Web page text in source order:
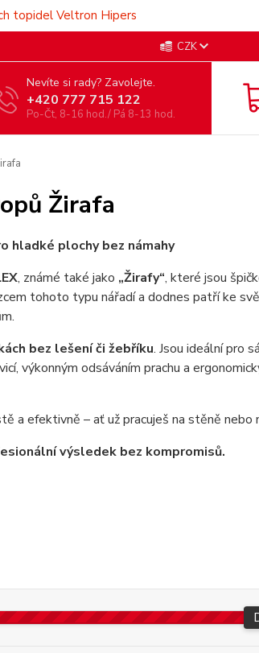
topidel Veltron Hipers
CZK
Nevíte si rady? Zavolejte.
+420 777 715 122
Po-Čt, 8-16 hod./ Pá 8-13 hod.
Žirafa
hladké plochy bez námahy
, známé také jako „Žirafy“, které jsou
tohoto typu nářadí a dodnes patří ke
bez lešení či žebříku. Jsou ideální pro
výkonným odsáváním prachu a
a efektivně – ať už pracuješ na stěně nebo
výsledek bez kompromisů.